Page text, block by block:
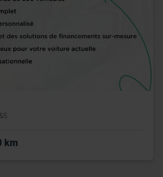
km